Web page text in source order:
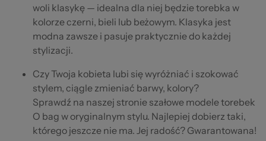
woli klasykę — idealna dla niej będzie torebka w
kolorze czerni, bieli lub beżowym. Klasyka jest
modna zawsze i pasuje praktycznie do każdej
stylizacji.
Czy Twoja kobieta lubi się wyróżniać i szokować
stylem, ciągle zmieniać barwy, kolory?
Sprawdź na naszej stronie szałowe modele torebek
O bag w oryginalnym stylu. Najlepiej dobierz taki,
którego jeszcze nie ma. Jej radość? Gwarantowana!